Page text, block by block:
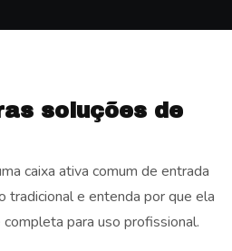
soluções de
caixa ativa comum de entrada
tradicional e entenda por que ela
para uso profissional.